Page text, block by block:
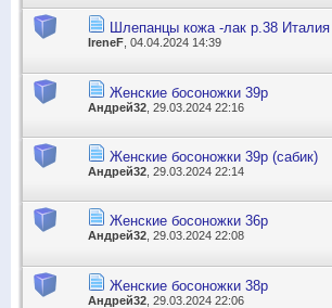
Шлепанцы кожа -лак р.38 Италия
IreneF , 04.04.2024 14:39
Женские босоножки 39р
Андрей32 , 29.03.2024 22:16
Женские босоножки 39р (сабик)
Андрей32 , 29.03.2024 22:14
Женские босоножки 36р
Андрей32, 29.03.2024 22:08
Женские босоножки 38р
Андрей32 , 29.03.2024 22:06